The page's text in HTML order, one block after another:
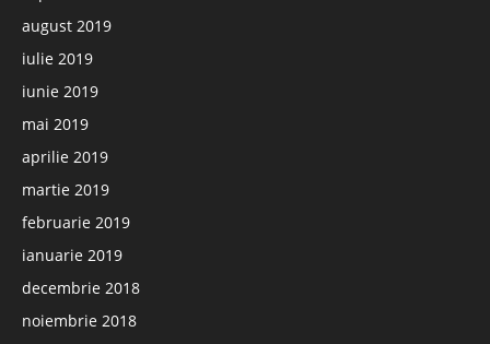
august 2019
iulie 2019
iunie 2019
mai 2019
aprilie 2019
martie 2019
februarie 2019
ianuarie 2019
decembrie 2018
noiembrie 2018